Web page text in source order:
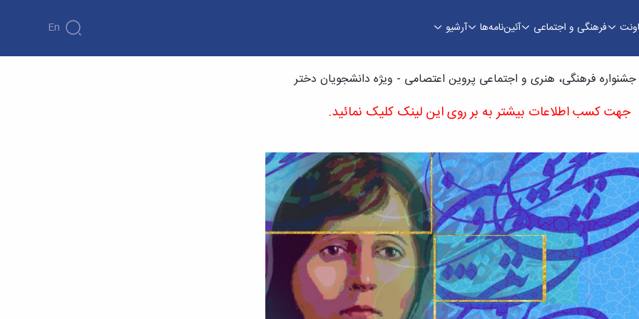
فرهنگی و اجتماعی آئین‌نامه‌ها آرشیو En
جشنواره فرهنگی، هنری و اجتماعی پروین اعتصامی - ویژه دانشجویان دختر
جهت کسب اطلاعات بیشتر به بر روی این لینک کلیک نمائید.